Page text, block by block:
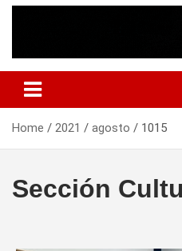
Home 2021 agosto 1015